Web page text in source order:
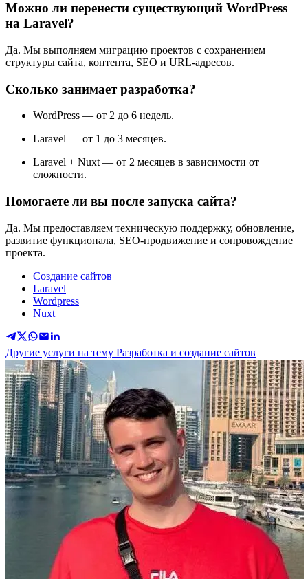
Можно ли перенести существующий WordPress
на Laravel?
Да. Мы выполняем миграцию проектов с сохранением
структуры сайта, контента, SEO и URL-адресов.
Сколько занимает разработка?
WordPress — от 2 до 6 недель.
Laravel — от 1 до 3 месяцев.
Laravel + Nuxt — от 2 месяцев в зависимости от
сложности.
Помогаете ли вы после запуска сайта?
Да. Мы предоставляем техническую поддержку, обновление,
развитие функционала, SEO-продвижение и сопровождение
проекта.
Создание сайтов
Laravel
Wordpress
Nuxt
Другие услуги на тему Разработка и создание сайтов